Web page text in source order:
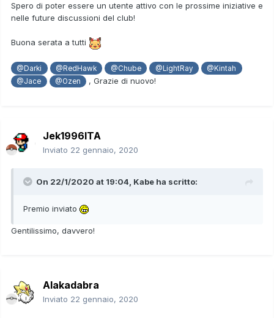
Spero di poter essere un utente attivo con le prossime iniziative e
nelle future discussioni del club!
Buona serata a tutti
@Darki @RedHawk @Chube @LightRay
@Kintah
@Jace
@Ozen , Grazie di nuovo!
Jek1996ITA
Inviato 22 gennaio, 2020
On 22/1/2020 at 19:04, Kabe ha scritto:
Premio inviato
Gentilissimo, davvero!
Alakadabra
Inviato 22 gennaio, 2020